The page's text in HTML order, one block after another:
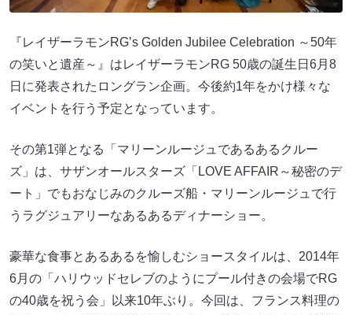
『レイザーラモンRG’s Golden Jubilee Celebration ～50年
の笑いと遺産～』はレイザーラモンRG 50歳の誕生日6月8
日に発表されたロングラン企画。今後約1年をかけ様々な
イベントを行う予定となっています。
その第1弾となる「マリーンルージュであるあるクルー
ズ」は、サザンオールスターズ「LOVE AFFAIR～秘密のデ
ート」でもおなじみのクルーズ船・マリーンルージュで行
うラグジュアリーなあるあるディナーショー。
豪華な食事とあるあるを愉しむショースタイルは、2014年
6月の「ハリウッドセレブのようにプール付きの会場でRG
の40歳を祝う会」以来10年ぶり。今回は、フランス料理の